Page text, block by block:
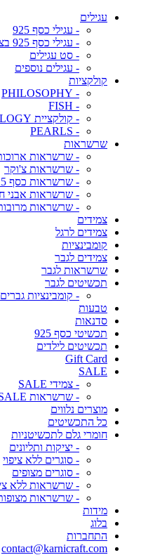
עגילים
- עגילי כסף 925
- עגילי כסף 925 בציפוי זהב מיקרוני
- סט עגילים
- עגילים נוספים
קולקציות
- PHILOSOPHY
- FISH
- קולקציית MYTHOLOGY
- PEARLS
שרשראות
- שרשראות
- שרשראות צ'וקר
- שרשראות כסף 925
- שרשראות אבני
- שרשראות
צמידים
צמידים לרגל
קומבינציות
צמידים לגבר
שרשראות לגבר
תכשיטים לגבר
- קומבינציות גברים
טבעות
סדנאות
תכשיטי כסף 925
תכשיטים לילדים
Gift Card
SALE
- צמידי SALE
- שרשראות SALE
מוצרים נלווים
כל התכשיטים
חומרי גלם לתכשיטניות
- יציקות ותליונים
- סוגרים ללא ציפוי
- סוגרים מצופים
- שרשראות ללא
- שרשראות
מידות
בלוג
התחברות
contact@karnicraft.com